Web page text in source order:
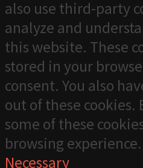
also use third-party
analyze and
this website. These
stored in your
consent. You also
out of these
some of these
browsing experience.
Necessary